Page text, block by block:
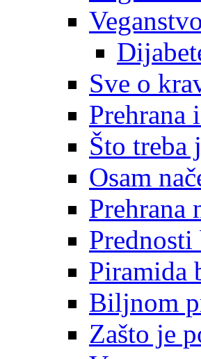
Sve o
Prehrana
Što treba
Osam
Prehrana
Piramida
Biljnom
Zašto je